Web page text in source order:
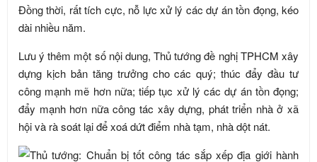
Đồng thời, rất tích cực, nỗ lực xử lý các dự án tồn đọng, kéo
dài nhiều năm.
Lưu ý thêm một số nội dung, Thủ tướng đề nghị TPHCM xây
dựng kịch bản tăng trưởng cho các quý; thúc đẩy đầu tư
công mạnh mẽ hơn nữa; tiếp tục xử lý các dự án tồn đọng;
đẩy mạnh hơn nữa công tác xây dựng, phát triển nhà ở xã
hội và rà soát lại để xoá dứt điểm nhà tạm, nhà dột nát.